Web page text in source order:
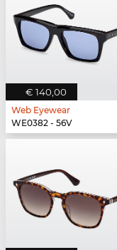
€ 140,00
Web Eyewear
WE0382 - 56V